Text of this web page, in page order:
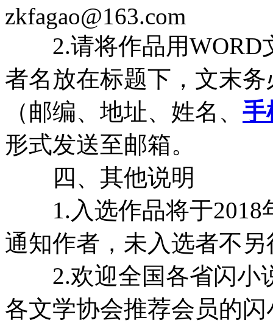
zkfagao@163.com
2.请将作品用WORD
者名放在标题下，文末
（邮编、地址、姓名、 手
形式发送至邮箱。
四、其他说明
1.入选作品将于2018
通知作者，未入选者不
2.欢迎全国各省闪小
各文学协会推荐会员的